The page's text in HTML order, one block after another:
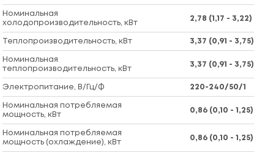
Номинальная
холодопроизводительность, кВт
2,78 (1,17 - 3,22)
Теплопроизводительность, кВт 3,37 (0,91 - 3,75)
Номинальная
теплопроизводительность, кВт
3,37 (0,91 - 3,75)
Электропитание, В/Гц/Ф 220-240/50/1
Номинальная потребляемая
мощность, кВт
0,86 (0,10 - 1,25)
Номинальная потребляемая
мощность (охлаждение), кВт
0,86 (0,10 - 1,25)